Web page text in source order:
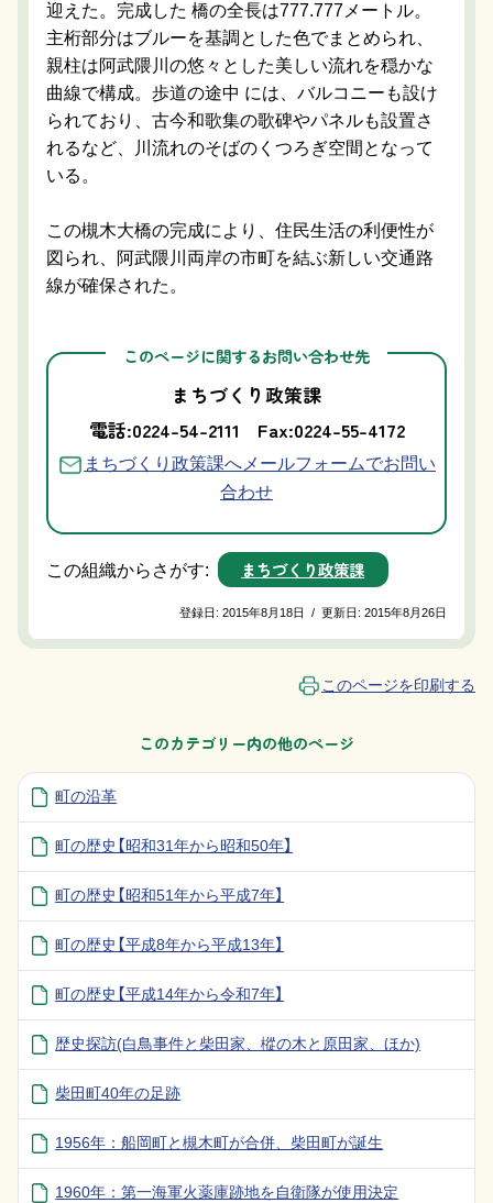
迎えた。完成した 橋の全長は777.777メートル。
主桁部分はブルーを基調とした色でまとめられ、
親柱は阿武隈川の悠々とした美しい流れを穏かな
曲線で構成。歩道の途中 には、バルコニーも設け
られており、古今和歌集の歌碑やパネルも設置さ
れるなど、川流れのそばのくつろぎ空間となって
いる。
この槻木大橋の完成により、住民生活の利便性が
図られ、阿武隈川両岸の市町を結ぶ新しい交通路
線が確保された。
このページに関するお問い合わせ先
まちづくり政策課
電話:0224-54-2111
Fax:0224-55-4172
まちづくり政策課へメールフォームでお問い
合わせ
この組織からさがす: まちづくり政策課
登録日:2015年8月18日 / 更新日:2015年8月26日
このページを印刷する
このカテゴリー内の他のページ
町の沿革
町の歴史【昭和31年から昭和50年】
町の歴史【昭和51年から平成7年】
町の歴史【平成8年から平成13年】
町の歴史【平成14年から令和7年】
歴史探訪(白鳥事件と柴田家、樅の木と原田家、ほか)
柴田町40年の足跡
1956年：船岡町と槻木町が合併、柴田町が誕生
1960年：第一海軍火薬庫跡地を自衛隊が使用決定